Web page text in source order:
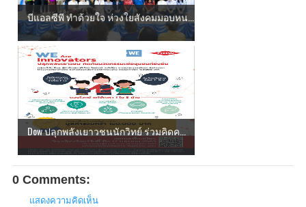
บีแอลซีพี ทำด้วยใจ ห่วงใยสังคมมอบหน...
Dow ปลุกพลังเยาวชนนักวิทย์ ร่วมคิดค...
0 Comments:
แสดงความคิดเห็น